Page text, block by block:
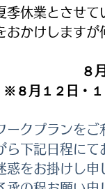
季休業とさせて
おかけしますが
８
※８月１２日・１
ークプランをご
ら下記日程にて
惑をお掛けし申